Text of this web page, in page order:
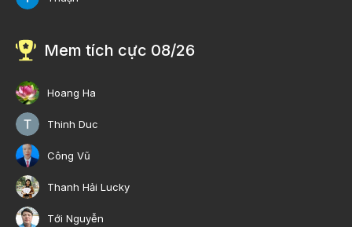
Mem tích cực 08/26
Hoang Ha
Thinh Duc
Công Vũ
Thanh Hải Lucky
Tới Nguyễn